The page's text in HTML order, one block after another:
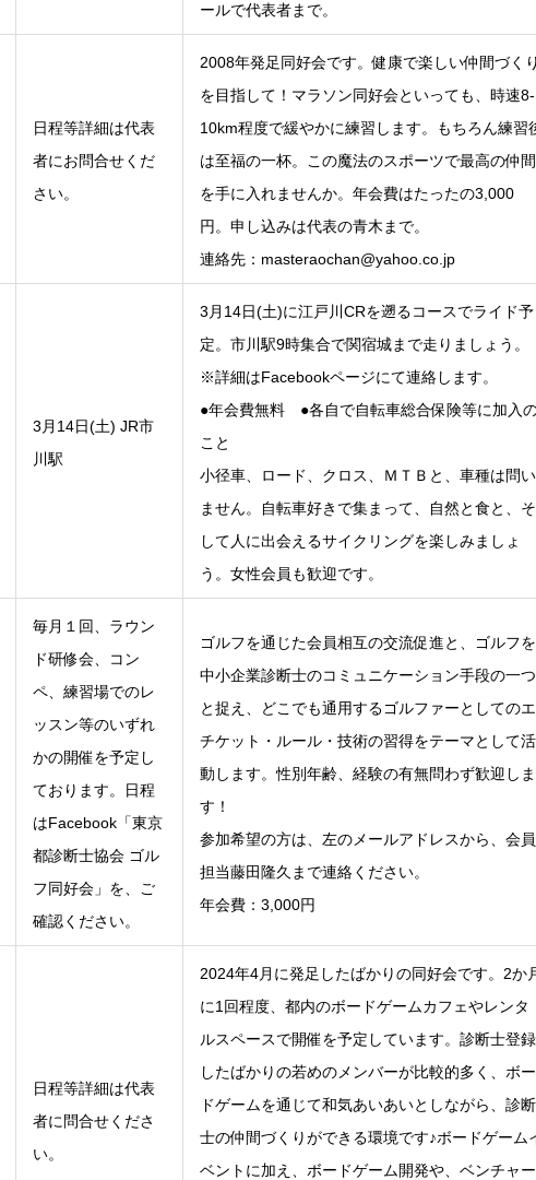
ールで代表者まで。
日程等詳細は代表
者にお問合せくだ
さい。
2008年発足同好会です。健康で楽しい仲間づくり
を目指して！マラソン同好会といっても、時速8-
10km程度で緩やかに練習します。もちろん練習
は至福の一杯。この魔法のスポーツで最高の仲間
を手に入れませんか。年会費はたったの3,000
円。申し込みは代表の青木まで。
連絡先：masteraochan@yahoo.co.jp
3月14日(土) JR市
川駅
3月14日(土)に江戸川CRを遡るコースでライド予
定。市川駅9時集合で関宿城まで走りましょう。
※詳細はFacebookページにて連絡します。
●年会費無料 ●各自で自転車総合保険等に加入
こと
小径車、ロード、クロス、ＭＴＢと、車種は問い
ません。自転車好きで集まって、自然と食と、そ
して人に出会えるサイクリングを楽しみましょ
う。女性会員も歓迎です。
毎月１回、ラウン
ド研修会、コン
ペ、練習場でのレ
ッスン等のいずれ
かの開催を予定し
ております。日程
はFacebook「東京
都診断士協会 ゴル
フ同好会」を、ご
確認ください。
ゴルフを通じた会員相互の交流促進と、ゴルフを
中小企業診断士のコミュニケーション手段の一つ
と捉え、どこでも通用するゴルファーとしてのエ
チケット・ルール・技術の習得をテーマとして活
動します。性別年齢、経験の有無問わず歓迎しま
す！
参加希望の方は、左のメールアドレスから、会員
担当藤田隆久まで連絡ください。
年会費：3,000円
日程等詳細は代表
者に問合せくださ
い。
2024年4月に発足したばかりの同好会です。2か
に1回程度、都内のボードゲームカフェやレンタ
ルスペースで開催を予定しています。診断士登録
したばかりの若めのメンバーが比較的多く、ボー
ドゲームを通じて和気あいあいとしながら、診断
士の仲間づくりができる環境です♪ボードゲーム
ベントに加え、ボードゲーム開発や、ベンチャー